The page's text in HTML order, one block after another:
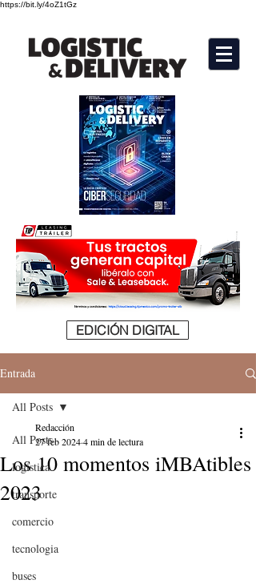
https://bit.ly/4oZ1tGz
EDICIÓN DIGITAL
Entrada
All Posts
logistica
transporte
comercio
tecnologia
buses
All Posts
Los 10 momentos iMBAtibles
2023
Redacción
27 feb 20244 min de lectura